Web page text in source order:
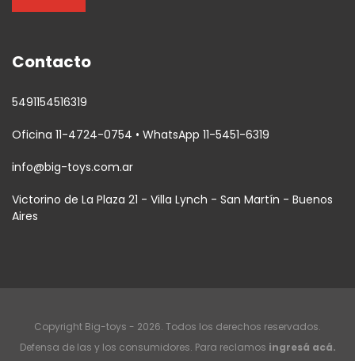
Contacto
5491154516319
Oficina 11-4724-0754 • WhatsApp 11-5451-6319
info@big-toys.com.ar
Victorino de La Plaza 21 - Villa Lynch - San Martín - Buenos
Aires
Copyright Big-toys - 2026. Todos los derechos reservados.
Defensa de las y los consumidores. Para reclamos ingresá acá.